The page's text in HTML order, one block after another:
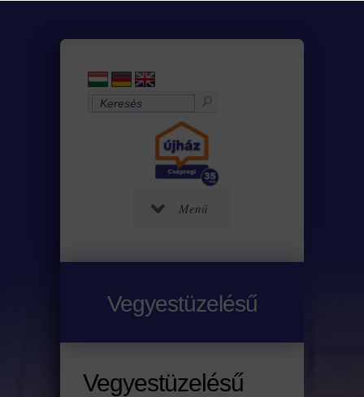
Menü
Vegyestüzelésű
Vegyestüzelésű